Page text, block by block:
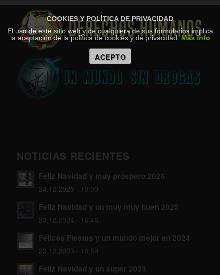
NOTICIAS RECIENTES
Feliz Navidad y muy próspero 2026
24.12.2025 - 10:00
Feliz Navidad y un muy muy buen 2025
23.12.2024 - 16:46
Felices Fiestas y un mundo mejor en 2024
23.12.2023 - 16:59
Feliz Navidad y un super 2023
COOKIES Y POLÍTICA DE PRIVACIDAD
El uso de este sitio web y de cualquiera de sus formularios implica
la aceptación de la política de cookies y de privacidad.Más info
ACEPTO